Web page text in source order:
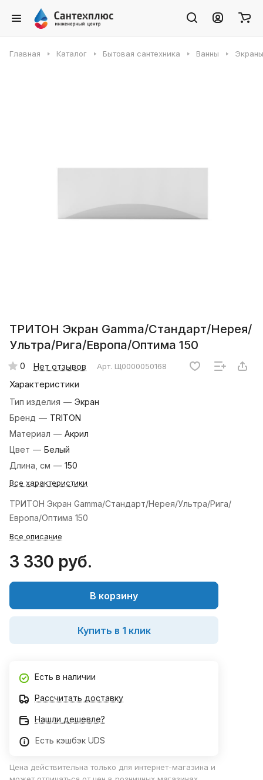
Главная Каталог Бытовая сантехника Ванны
ТРИТОН Экран Gamma/Стандарт/Нерея/
Ультра/Рига/Европа/Оптима 150
0 Нет отзывов Арт. Щ0000050168
Характеристики
Тип изделия — Экран
Бренд — TRITON
Материал — Акрил
Цвет — Белый
Длина, см — 150
Все характеристики
ТРИТОН Экран Gamma/Стандарт/Нерея/Ультра/Рига/
Европа/Оптима 150
Все описание
3 330 руб.
В корзину
Купить в 1 клик
Есть в наличии
Рассчитать доставку
Нашли дешевле?
Есть кэшбэк UDS
Цена действительна только для интернет-магазина и